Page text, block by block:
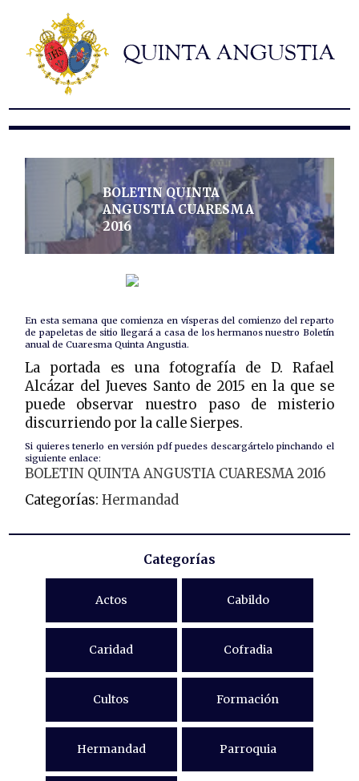
Hermandad
Titulares
Historia y patrimonio
Noticias
Formularios
BOLETIN QUINTA
ANGUSTIA CUARESMA
2016
En esta semana que comienza en vísperas del comienzo del reparto
de papeletas de sitio llegará a casa de los hermanos nuestro Boletín
anual de Cuaresma Quinta Angustia.
La portada es una fotografía de D. Rafael
Alcázar del Jueves Santo de 2015 en la que se
puede observar nuestro paso de misterio
discurriendo por la calle Sierpes.
Si quieres tenerlo en versión pdf puedes descargártelo pinchando el
siguiente enlace:
BOLETIN QUINTA ANGUSTIA CUARESMA 2016
Categorías:Hermandad
Categorías
Actos Cabildo
Caridad Cofradia
Cultos Formación
Hermandad Parroquia